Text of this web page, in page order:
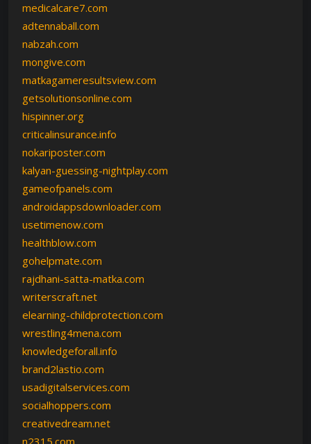
medicalcare7.com
adtennaball.com
nabzah.com
mongive.com
matkagameresultsview.com
getsolutionsonline.com
hispinner.org
criticalinsurance.info
nokariposter.com
kalyan-guessing-nightplay.com
gameofpanels.com
androidappsdownloader.com
usetimenow.com
healthblow.com
gohelpmate.com
rajdhani-satta-matka.com
writerscraft.net
elearning-childprotection.com
wrestling4mena.com
knowledgeforall.info
brand2lastio.com
usadigitalservices.com
socialhoppers.com
creativedream.net